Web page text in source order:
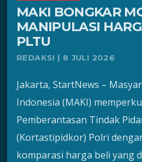
MAKI BONGKAR
MANIPULASI
PLTU
REDAKSI | 8 JULI 2026
Jakarta, StartNews –
Indonesia (MAKI)
Pemberantasan Tindak
(Kortastipidkor) Polri
komparasi harga beli yang